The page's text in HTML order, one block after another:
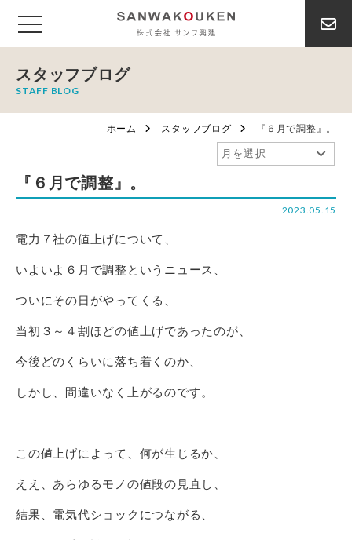
スタッフブログ
STAFF BLOG
ホーム スタッフブログ 『６月で調整』。
『６月で調整』。
2023.05.15
電力７社の値上げについて、
いよいよ６月で調整というニュース、
ついにその日がやってくる、
当初３～４割ほどの値上げであったのが、
今後どのくらいに落ち着くのか、
しかし、間違いなく上がるのです。
この値上げによって、何が生じるか、
ええ、あらゆるモノの値段の見直し、
結果、電気代ショックにつながる、